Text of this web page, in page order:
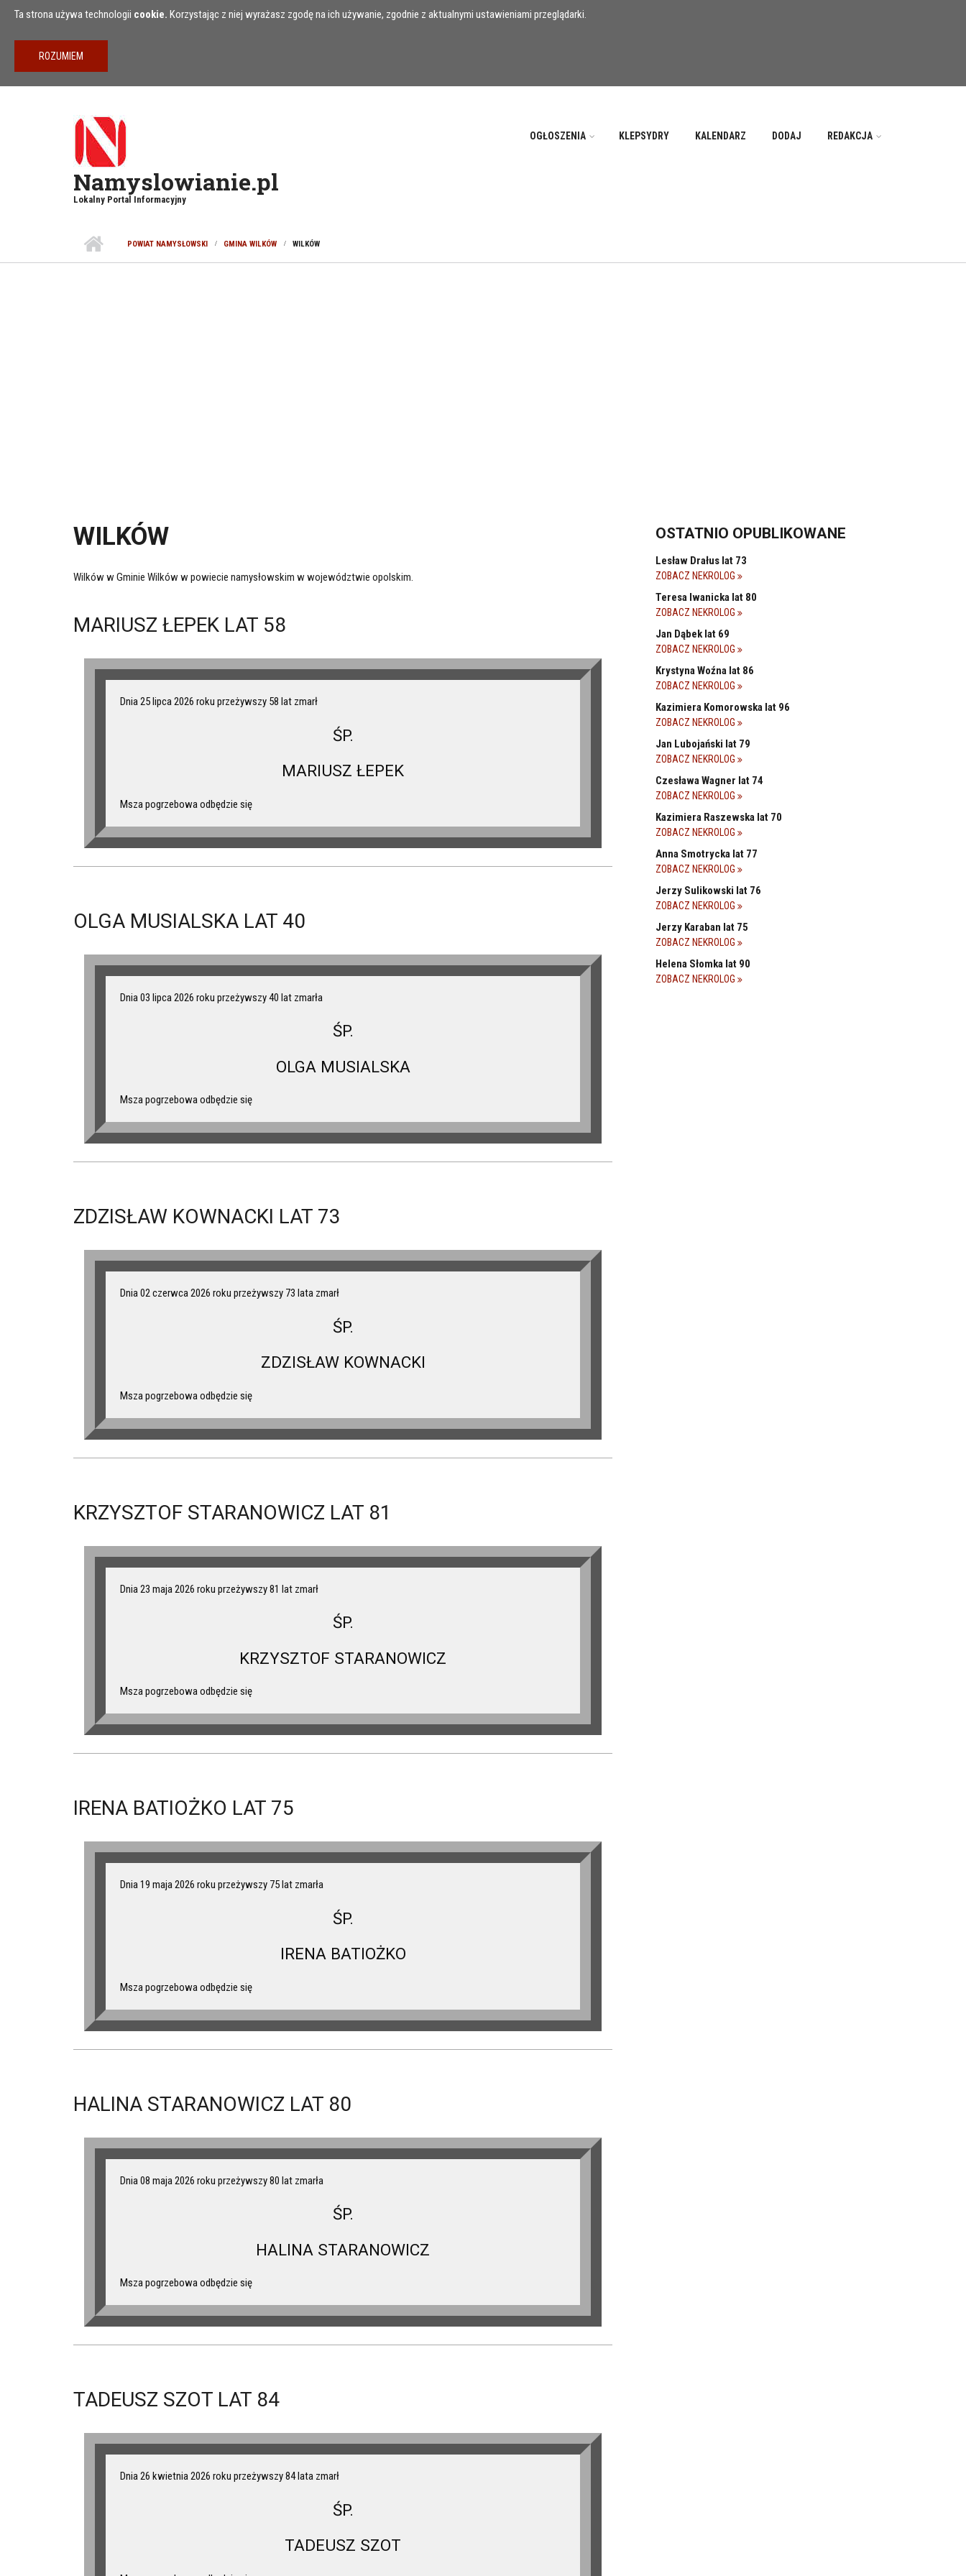
Przejdź do treści
Ta strona używa technologii cookie. Korzystając z niej wyrażasz zgodę na ich używanie, zgodnie z aktualnymi ustawieniami przeglądarki.
Namyslowianie.pl
Lokalny Portal Informacyjny
OGŁOSZENIA KLEPSYDRY KALENDARZ DODAJ REDAKCJA
POWIAT NAMYSŁOWSKI GMINA WILKÓW WILKÓW
WILKÓW
Wilków w Gminie Wilków w powiecie namysłowskim w województwie opolskim.
MARIUSZ ŁEPEK LAT 58
Dnia 25 lipca 2026 roku przeżywszy 58 lat zmarł
ŚP.
MARIUSZ ŁEPEK
Msza pogrzebowa odbędzie się
OLGA MUSIALSKA LAT 40
Dnia 03 lipca 2026 roku przeżywszy 40 lat zmarła
ŚP.
OLGA MUSIALSKA
Msza pogrzebowa odbędzie się
ZDZISŁAW KOWNACKI LAT 73
Dnia 02 czerwca 2026 roku przeżywszy 73 lata zmarł
ŚP.
ZDZISŁAW KOWNACKI
Msza pogrzebowa odbędzie się
KRZYSZTOF STARANOWICZ LAT 81
Dnia 23 maja 2026 roku przeżywszy 81 lat zmarł
ŚP.
KRZYSZTOF STARANOWICZ
Msza pogrzebowa odbędzie się
IRENA BATIOŻKO LAT 75
Dnia 19 maja 2026 roku przeżywszy 75 lat zmarła
ŚP.
IRENA BATIOŻKO
Msza pogrzebowa odbędzie się
HALINA STARANOWICZ LAT 80
Dnia 08 maja 2026 roku przeżywszy 80 lat zmarła
ŚP.
HALINA STARANOWICZ
Msza pogrzebowa odbędzie się
TADEUSZ SZOT LAT 84
Dnia 26 kwietnia 2026 roku przeżywszy 84 lata zmarł
ŚP.
TADEUSZ SZOT
OSTATNIO OPUBLIKOWANE
Lesław Drałus lat 73
ZOBACZ NEKROLOG
Teresa Iwanicka lat 80
ZOBACZ NEKROLOG
Jan Dąbek lat 69
ZOBACZ NEKROLOG
Krystyna Woźna lat 86
ZOBACZ NEKROLOG
Kazimiera Komorowska lat 96
ZOBACZ NEKROLOG
Jan Lubojański lat 79
ZOBACZ NEKROLOG
Czesława Wagner lat 74
ZOBACZ NEKROLOG
Kazimiera Raszewska lat 70
ZOBACZ NEKROLOG
Anna Smotrycka lat 77
ZOBACZ NEKROLOG
Jerzy Sulikowski lat 76
ZOBACZ NEKROLOG
Jerzy Karaban lat 75
ZOBACZ NEKROLOG
Helena Słomka lat 90
ZOBACZ NEKROLOG